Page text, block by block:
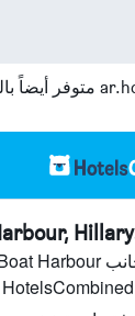
متوفر أيضاً